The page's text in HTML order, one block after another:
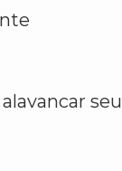
seu